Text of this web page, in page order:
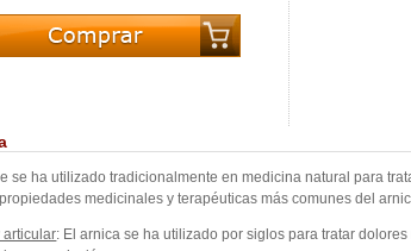
se ha utilizado tradicionalmente en medicina natural para
medicinales y terapéuticas más comunes del
articular: El arnica se ha utilizado por siglos para tratar